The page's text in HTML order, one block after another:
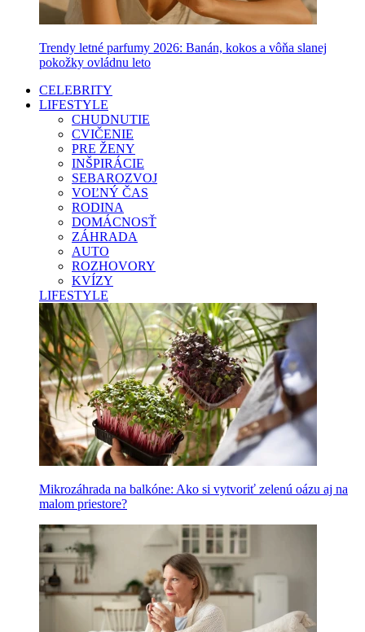
Trendy letné parfumy 2026: Banán, kokos a vôňa slanej
pokožky ovládnu leto
CELEBRITY
LIFESTYLE
CHUDNUTIE
CVIČENIE
PRE ŽENY
INŠPIRÁCIE
SEBAROZVOJ
VOĽNÝ ČAS
RODINA
DOMÁCNOSŤ
ZÁHRADA
AUTO
ROZHOVORY
KVÍZY
LIFESTYLE
Mikrozáhrada na balkóne: Ako si vytvoriť zelenú oázu aj na
malom priestore?